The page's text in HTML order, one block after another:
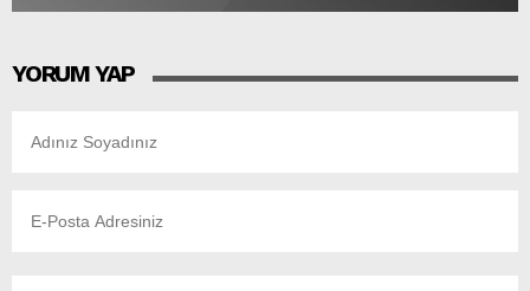
YORUM YAP